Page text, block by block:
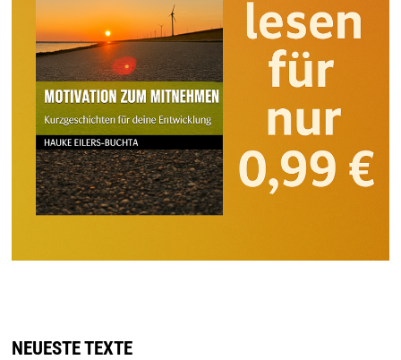
NEUESTE TEXTE